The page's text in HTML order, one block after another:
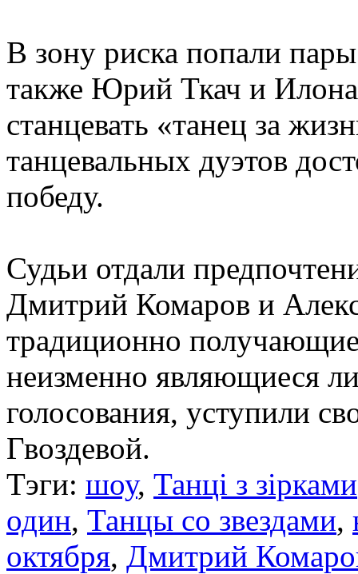
В зону риска попали
также Юрий Ткач и
станцевать «танец за
танцевальных дуэтов
победу.
Судьи отдали
Дмитрий Комаров и
традиционно
неизменно являющиеся
голосования, уступили
Гвоздевой.
Тэги: шоу, Танці з зірками
один, Танцы со звездами,
октября, Дмитрий